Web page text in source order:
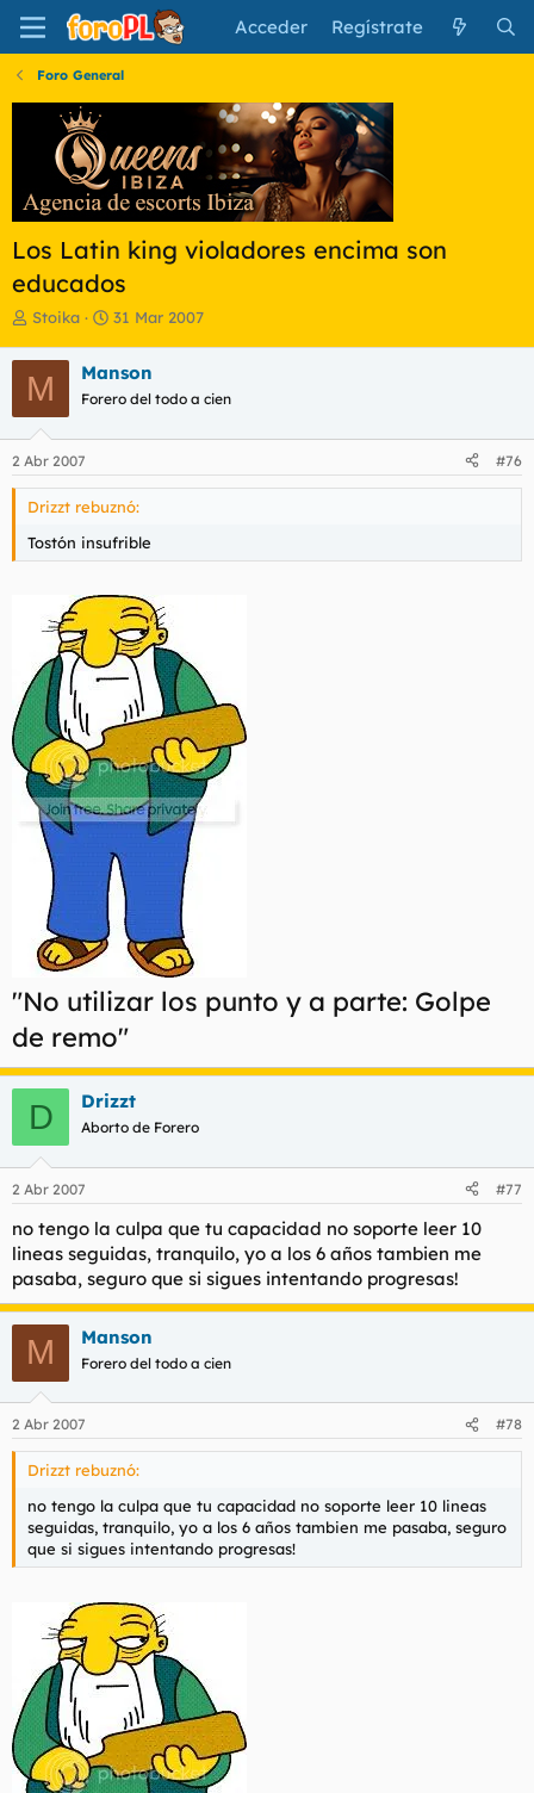
Acceder Regístrate
Foro General
Los Latin king violadores encima son
educados
I
i
c
i
a
d
o
r
d
l
Stoika
F
h
a
e
n
i
i
31 Mar 2007
M Manson
Forero del todo a cien
2 Abr 2007 #76
Drizzt rebuznó:
Tostón insufrible
"No utilizar los punto y a parte: Golpe
de remo"
D Drizzt
Aborto de Forero
2 Abr 2007 #77
no tengo la culpa que tu capacidad no soporte leer 10
lineas seguidas, tranquilo, yo a los 6 años tambien me
pasaba, seguro que si sigues intentando progresas!
M Manson
Forero del todo a cien
2 Abr 2007 #78
Drizzt rebuznó:
no tengo la culpa que tu capacidad no soporte leer 10 lineas
seguidas, tranquilo, yo a los 6 años tambien me pasaba, seguro
que si sigues intentando progresas!